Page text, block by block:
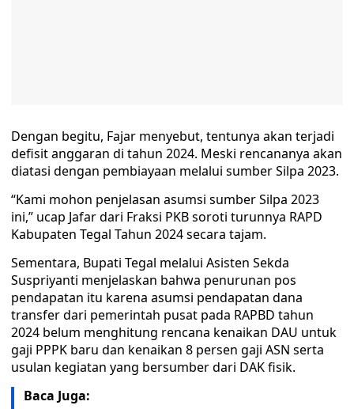
Dengan begitu, Fajar menyebut, tentunya akan terjadi
defisit anggaran di tahun 2024. Meski rencananya akan
diatasi dengan pembiayaan melalui sumber Silpa 2023.
“Kami mohon penjelasan asumsi sumber Silpa 2023
ini,” ucap Jafar dari Fraksi PKB soroti turunnya RAPD
Kabupaten Tegal Tahun 2024 secara tajam.
Sementara, Bupati Tegal melalui Asisten Sekda
Suspriyanti menjelaskan bahwa penurunan pos
pendapatan itu karena asumsi pendapatan dana
transfer dari pemerintah pusat pada RAPBD tahun
2024 belum menghitung rencana kenaikan DAU untuk
gaji PPPK baru dan kenaikan 8 persen gaji ASN serta
usulan kegiatan yang bersumber dari DAK fisik.
Baca Juga: